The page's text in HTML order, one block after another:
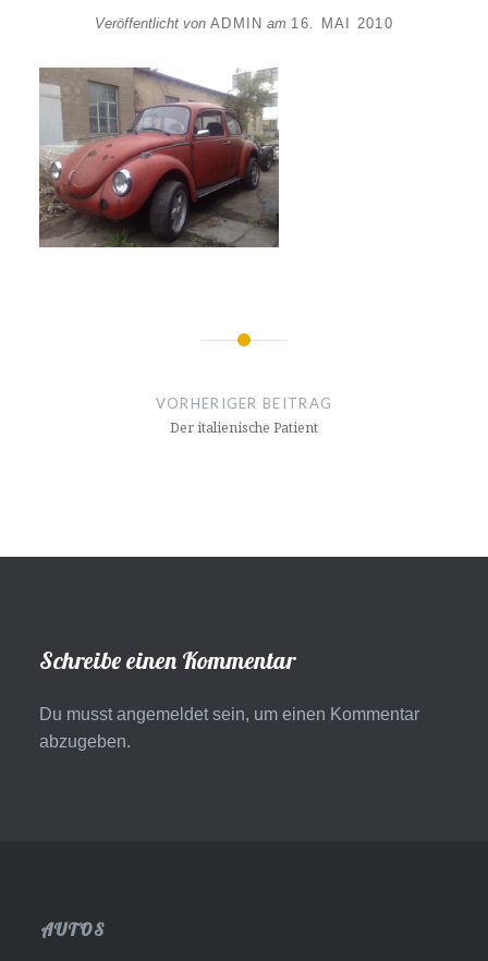
Veröffentlicht von ADMIN am 16. MAI 2010
VORHERIGER BEITRAG
Der italienische Patient
Schreibe einen Kommentar
Du musst angemeldetsein, um einen Kommentar
abzugeben.
AUTOS